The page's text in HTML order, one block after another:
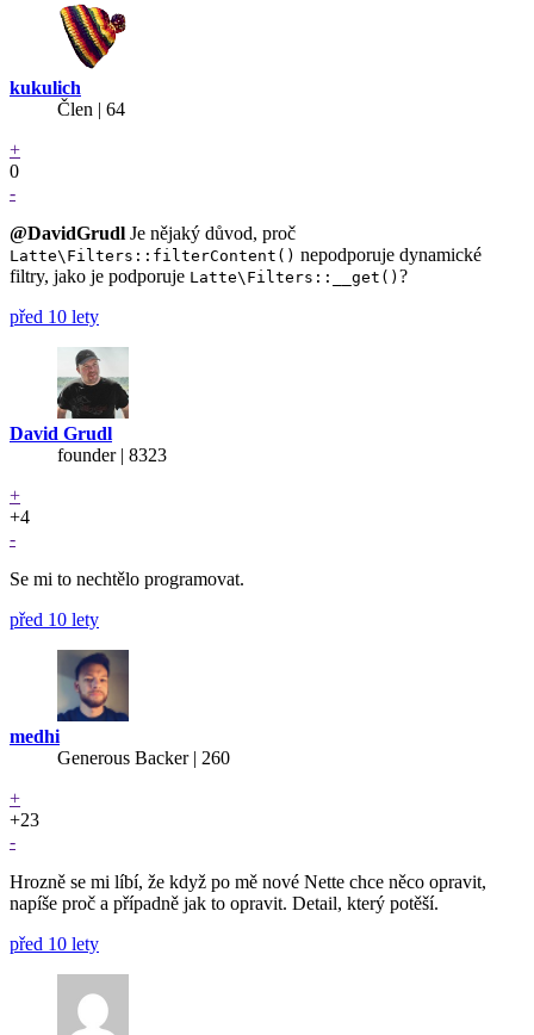
kukulich
Člen | 64
+
0
-
@DavidGrudl Je nějaký důvod, proč
Latte\Filters::filterContent() nepodporuje dynamické
filtry, jako je podporuje Latte\Filters::__get() ?
před 10 lety
David Grudl
founder | 8323
+
+4
-
Se mi to nechtělo programovat.
před 10 lety
medhi
Generous Backer| 260
+
+23
-
Hrozně se mi líbí, že když po mě nové Nette chce něco opravit,
napíše proč a případně jak to opravit. Detail, který potěší.
před 10 lety